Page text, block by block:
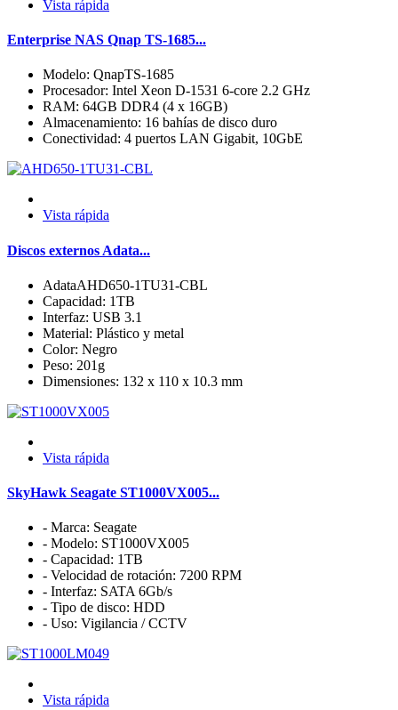
Vista rápida
Enterprise NAS Qnap TS-1685...
Modelo: QnapTS-1685
Procesador: Intel Xeon D-1531 6-core 2.2 GHz
RAM: 64GB DDR4 (4 x 16GB)
Almacenamiento: 16 bahías de disco duro
Conectividad: 4 puertos LAN Gigabit, 10GbE
Vista rápida
Discos externos Adata...
AdataAHD650-1TU31-CBL
Capacidad: 1TB
Interfaz: USB 3.1
Material: Plástico y metal
Color: Negro
Peso: 201g
Dimensiones: 132 x 110 x 10.3 mm
Vista rápida
SkyHawk Seagate ST1000VX005...
- Marca: Seagate
- Modelo: ST1000VX005
- Capacidad: 1TB
- Velocidad de rotación: 7200 RPM
- Interfaz: SATA 6Gb/s
- Tipo de disco: HDD
- Uso: Vigilancia / CCTV
Vista rápida